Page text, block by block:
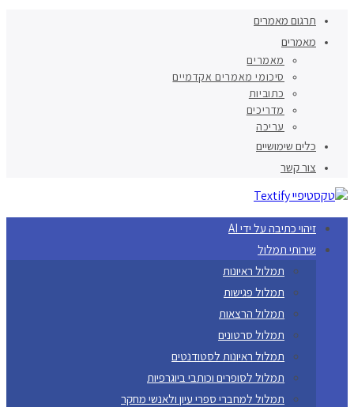
תרגום מאמרים
מאמרים
מאמרים
סיכומי מאמרים אקדמיים
כתוביות
מדריכים
עריכה
כלים שימושיים
צור קשר
זיהוי כתיבה על ידי AI
שירותי תמלול
תמלול ראיונות
תמלול פגישות
תמלול הרצאות
תמלול סרטונים
תמלול ראיונות לסטודנטים
תמלול לסופרים וכותבי ביוגרפיות
תמלול למחברי ספרי עיון ולאנשי מחקר